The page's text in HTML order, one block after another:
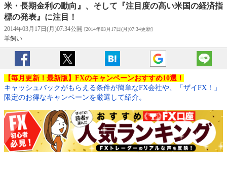
米・長期金利の動向』、そして『注目度の高い米国の経済指
標の発表』に注目！
2014年03月17日(月)07:34公開 [2014年03月17日(月)07:34更新]
羊飼い
【毎月更新！最新版】FXのキャンペーンおすすめ10選！
キャッシュバックがもらえる条件が簡単なFX会社や、「ザイFX！」
限定のお得なキャンペーンを厳選して紹介。